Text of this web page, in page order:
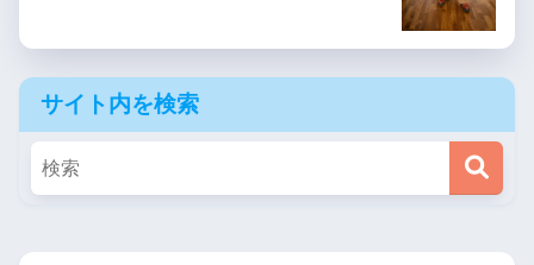
サイト内を検索